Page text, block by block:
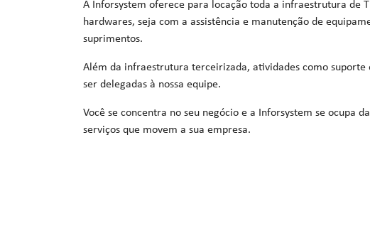
A Inforsystem oferece para locação toda a infraestrutura de
hardwares, seja com a assistência e manutenção de
suprimentos.
Além da infraestrutura terceirizada, atividades como suporte
ser delegadas à nossa equipe.
Você se concentra no seu negócio e a Inforsystem se ocupa
serviços que movem a sua empresa.